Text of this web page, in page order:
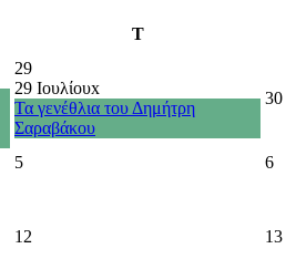
Τ
29
29 Ιουλίουx
Τα γενέθλια του Δημήτρη
Σαραβάκου
30
5 6
12 13